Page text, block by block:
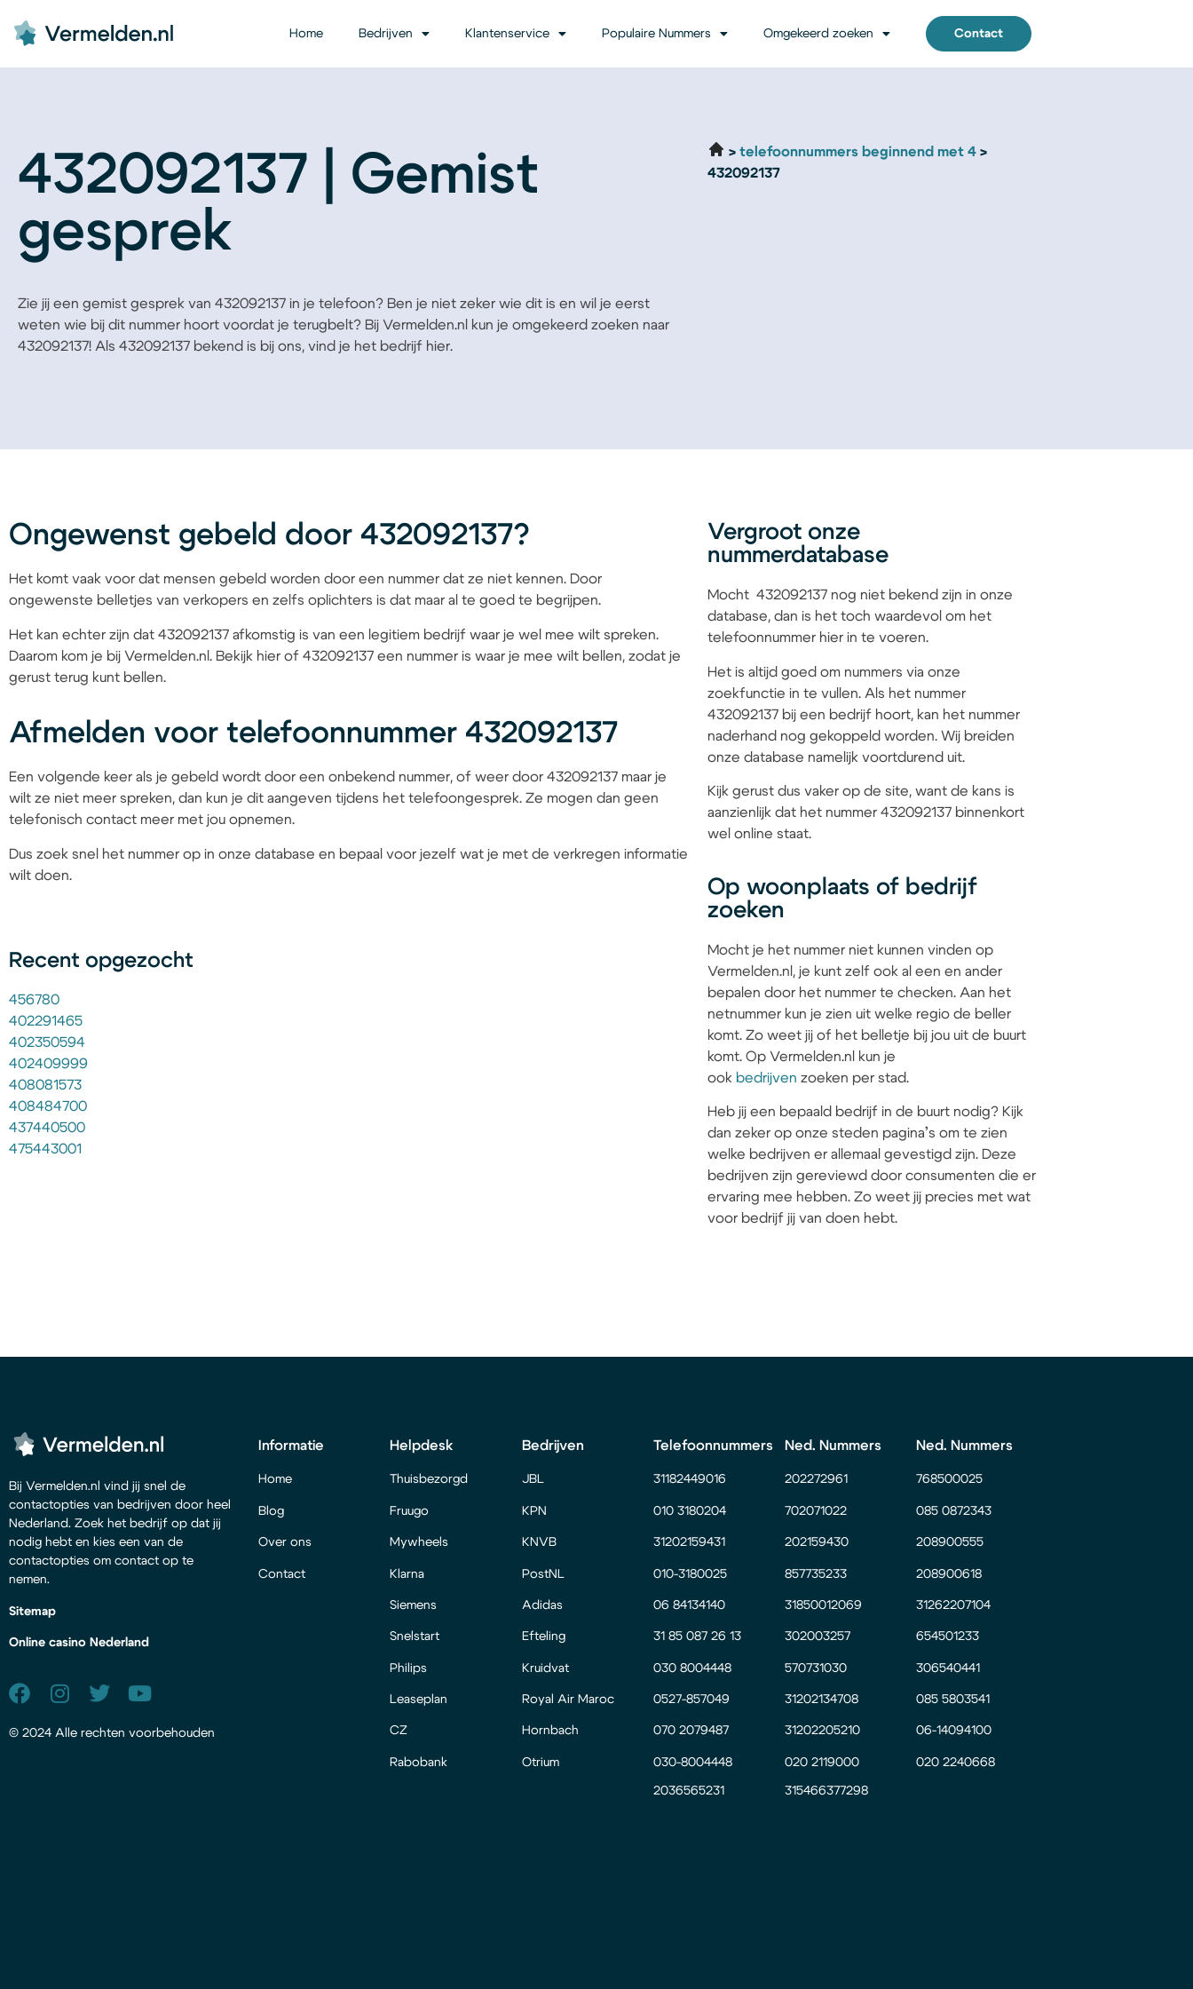
Home Bedrijven Klantenservice Populaire Nummers Omgekeerd zoeken Contact
432092137 | Gemist
gesprek
Zie jij een gemist gesprek van 432092137 in je telefoon? Ben je niet zeker wie dit is en wil je eerst
weten wie bij dit nummer hoort voordat je terugbelt? Bij Vermelden.nl kun je omgekeerd zoeken naar
432092137! Als 432092137 bekend is bij ons, vind je het bedrijf hier.
telefoonnummers beginnend met 4
432092137
Ongewenst gebeld door 432092137?
Het komt vaak voor dat mensen gebeld worden door een nummer dat ze niet kennen. Door
ongewenste belletjes van verkopers en zelfs oplichters is dat maar al te goed te begrijpen.
Het kan echter zijn dat 432092137 afkomstig is van een legitiem bedrijf waar je wel mee wilt spreken.
Daarom kom je bij Vermelden.nl. Bekijk hier of 432092137 een nummer is waar je mee wilt bellen, zodat je
gerust terug kunt bellen.
Afmelden voor telefoonnummer 432092137
Een volgende keer als je gebeld wordt door een onbekend nummer, of weer door 432092137 maar je
wilt ze niet meer spreken, dan kun je dit aangeven tijdens het telefoongesprek. Ze mogen dan geen
telefonisch contact meer met jou opnemen.
Dus zoek snel het nummer op in onze database en bepaal voor jezelf wat je met de verkregen informatie
wilt doen.
Recent opgezocht
456780
402291465
402350594
402409999
408081573
408484700
437440500
475443001
Vergroot onze
nummerdatabase
Mocht 432092137 nog niet bekend zijn in onze
database, dan is het toch waardevol om het
telefoonnummer hier in te voeren.
Het is altijd goed om nummers via onze
zoekfunctie in te vullen. Als het nummer
432092137 bij een bedrijf hoort, kan het nummer
naderhand nog gekoppeld worden. Wij breiden
onze database namelijk voortdurend uit.
Kijk gerust dus vaker op de site, want de kans is
aanzienlijk dat het nummer 432092137 binnenkort
wel online staat.
Op woonplaats of bedrijf
zoeken
Mocht je het nummer niet kunnen vinden op
Vermelden.nl, je kunt zelf ook al een en ander
bepalen door het nummer te checken. Aan het
netnummer kun je zien uit welke regio de beller
komt. Zo weet jij of het belletje bij jou uit de buurt
komt. Op Vermelden.nl kun je
ook bedrijven zoeken per stad.
Heb jij een bepaald bedrijf in de buurt nodig? Kijk
dan zeker op onze steden pagina’s om te zien
welke bedrijven er allemaal gevestigd zijn. Deze
bedrijven zijn gereviewd door consumenten die er
ervaring mee hebben. Zo weet jij precies met wat
voor bedrijf jij van doen hebt.
Bij Vermelden.nl vind jij snel de
contactopties van bedrijven door heel
Nederland. Zoek het bedrijf op dat jij
nodig hebt en kies een van de
contactopties om contact op te
nemen.
Sitemap
Online casino Nederland
© 2024 Alle rechten voorbehouden
Informatie
Home
Blog
Over ons
Contact
Helpdesk
Thuisbezorgd
Fruugo
Mywheels
Klarna
Siemens
Snelstart
Philips
Leaseplan
CZ
Rabobank
Bedrijven
JBL
KPN
KNVB
PostNL
Adidas
Efteling
Kruidvat
Royal Air Maroc
Hornbach
Otrium
Telefoonnummers
31182449016
010 3180204
31202159431
010-3180025
06 84134140
31 85 087 26 13
030 8004448
0527-857049
070 2079487
030-8004448
2036565231
Ned. Nummers
202272961
702071022
202159430
857735233
31850012069
302003257
570731030
31202134708
31202205210
020 2119000
315466377298
Ned. Nummers
768500025
085 0872343
208900555
208900618
31262207104
654501233
306540441
085 5803541
06-14094100
020 2240668